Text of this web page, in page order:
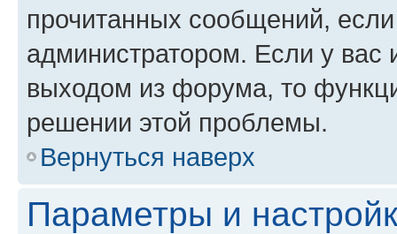
прочитанных сообщений,
администратором. Если у
выходом из форума, то
решении этой проблемы.
Вернуться наверх
Параметры и